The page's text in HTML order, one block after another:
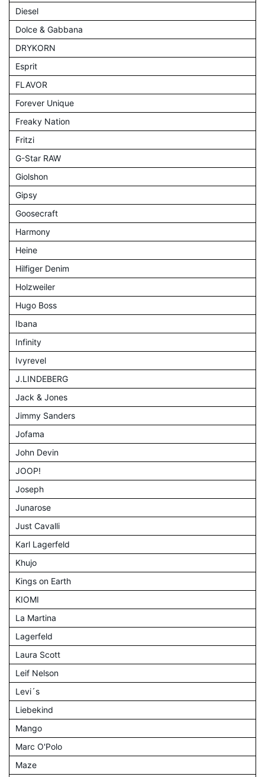
Diesel
Dolce & Gabbana
DRYKORN
Esprit
FLAVOR
Forever Unique
Freaky Nation
Fritzi
G-Star RAW
Giolshon
Gipsy
Goosecraft
Harmony
Heine
Hilfiger Denim
Holzweiler
Hugo Boss
Ibana
Infinity
Ivyrevel
J.LINDEBERG
Jack & Jones
Jimmy Sanders
Jofama
John Devin
JOOP!
Joseph
Junarose
Just Cavalli
Karl Lagerfeld
Khujo
Kings on Earth
KIOMI
La Martina
Lagerfeld
Laura Scott
Leif Nelson
Levi´s
Liebekind
Mango
Marc O'Polo
Maze